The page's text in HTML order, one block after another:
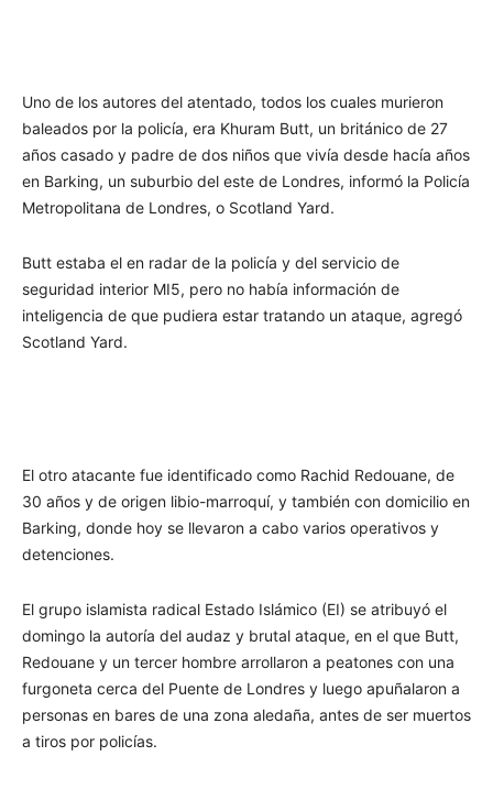
Uno de los autores del atentado, todos los cuales murieron
baleados por la policía, era Khuram Butt, un británico de 27
años casado y padre de dos niños que vivía desde hacía años
en Barking, un suburbio del este de Londres, informó la Policía
Metropolitana de Londres, o Scotland Yard.
Butt estaba el en radar de la policía y del servicio de
seguridad interior MI5, pero no había información de
inteligencia de que pudiera estar tratando un ataque, agregó
Scotland Yard.
El otro atacante fue identificado como Rachid Redouane, de
30 años y de origen libio-marroquí, y también con domicilio en
Barking, donde hoy se llevaron a cabo varios operativos y
detenciones.
El grupo islamista radical Estado Islámico (EI) se atribuyó el
domingo la autoría del audaz y brutal ataque, en el que Butt,
Redouane y un tercer hombre arrollaron a peatones con una
furgoneta cerca del Puente de Londres y luego apuñalaron a
personas en bares de una zona aledaña, antes de ser muertos
a tiros por policías.